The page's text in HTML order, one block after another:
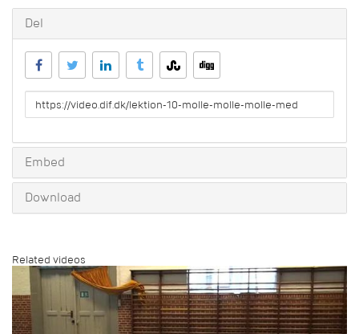
Del
URL
to
Embed
Download
Related videos